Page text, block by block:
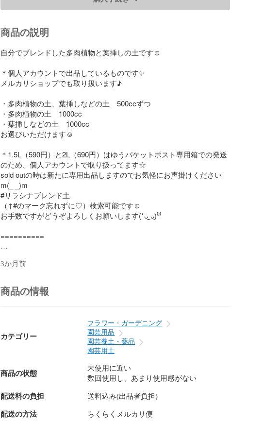
商品の説明
自分でブレンドした多肉植物と葉挿しの土です☺︎
＊個人アカウントで出品しているものです✨
メルカリショップでも取り扱います♪
・多肉植物の土、葉挿しなどの土　500ccずつ
・多肉植物の土　1000cc
・葉挿しなどの土　1000cc
お選びいただけます☺︎
＊1.5L（590円）と2L（690円）はゆうパケットポスト専用箱での発送
のため、個人アカウントで取り扱ってます☆
sold outの時は新たに専用出品しますのでお気軽にお声掛けください
m(_ _)m
#リラシナブレンド土
（↑#のマーク忘れずに♡）検索可能です☺︎
お手数ですがどうぞよろしくお願いします(*ᴗ͈ˬᴗ͈)⁾⁾⁾
==========
自身では、多肉植物（主にエケベリア、セダム、グラプトペタルム
小粒や細粒などの土をブレンドしています。
・ひゅうが土細粒
（粒の大きさを揃えるため、ふるいにかけてあります。）
・パーライト、ゼオライト、バーミキュライト、くん炭
＊葉挿しや幼苗、カット苗などには、保水性が高めで粒がやや少し小
さめの土を使用するの方が向いているかなと思いますが、それらにお
3か月前
商品の情報
カテゴリー
フラワー・ガーデニング
園芸用品
園芸養土・薬品
園芸用土
商品の状態
未使用に近い
数回使用し、あまり使用感がない
配送料の負担 送料込み(出品者負担)
配送の方法 らくらくメルカリ便